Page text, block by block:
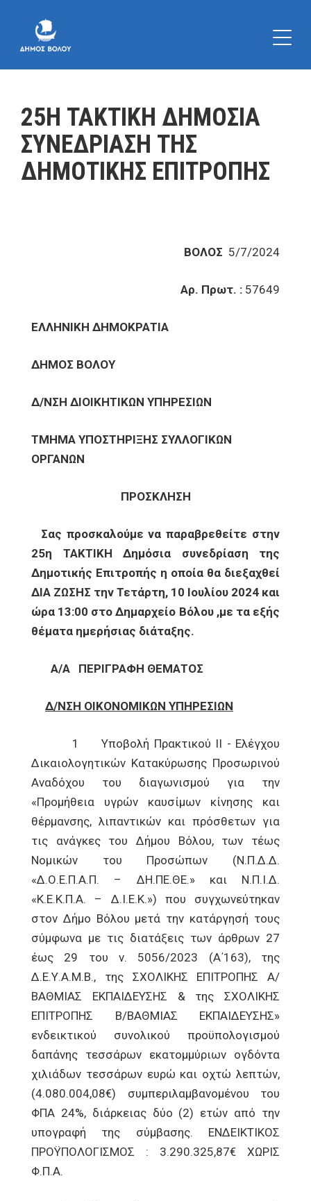
25Η ΤΑΚΤΙΚΗ ΔΗΜΟΣΙΑ
ΣΥΝΕΔΡΙΑΣΗ ΤΗΣ
ΔΗΜΟΤΙΚΗΣ ΕΠΙΤΡΟΠΗΣ
ΒΟΛΟΣ 5/7/2024
Αρ. Πρωτ. : 57649
ΕΛΛΗΝΙΚΗ ΔΗΜΟΚΡΑΤΙΑ
ΔΗΜΟΣ ΒΟΛΟΥ
Δ/ΝΣΗ ΔΙΟΙΚΗΤΙΚΩΝ ΥΠΗΡΕΣΙΩΝ
ΤΜΗΜΑ ΥΠΟΣΤΗΡΙΞΗΣ ΣΥΛΛΟΓΙΚΩΝ
ΟΡΓΑΝΩΝ
ΠΡΟΣΚΛΗΣΗ
Σας προσκαλούμε να παραβρεθείτε στην
25η ΤΑΚΤΙΚΗ Δημόσια συνεδρίαση της
Δημοτικής Επιτροπής η οποία θα διεξαχθεί
ΔΙΑ ΖΩΣΗΣ την Τετάρτη, 10 Ιουλίου 2024 και
ώρα 13:00 στο Δημαρχείο Βόλου ,με τα εξής
θέματα ημερήσιας διάταξης.
Α/Α ΠΕΡΙΓΡΑΦΗ ΘΕΜΑΤΟΣ
Δ/ΝΣΗ ΟΙΚΟΝΟΜΙΚΩΝ ΥΠΗΡΕΣΙΩΝ
1 Υποβολή Πρακτικού II - Ελέγχου
Δικαιολογητικών Κατακύρωσης Προσωρινού
Αναδόχου του διαγωνισμού για την
«Προμήθεια υγρών καυσίμων κίνησης και
θέρμανσης, λιπαντικών και πρόσθετων για
τις ανάγκες του Δήμου Βόλου, των τέως
Νομικών του Προσώπων (Ν.Π.Δ.Δ.
«Δ.Ο.Ε.Π.Α.Π. – ΔΗ.ΠΕ.ΘΕ.» και Ν.Π.Ι.Δ.
«Κ.Ε.Κ.Π.Α. – Δ.Ι.Ε.Κ.») που συγχωνεύτηκαν
στον Δήμο Βόλου μετά την κατάργησή τους
σύμφωνα με τις διατάξεις των άρθρων 27
έως 29 του ν. 5056/2023 (Α΄163), της
Δ.Ε.Υ.Α.Μ.Β., της ΣΧΟΛΙΚΗΣ ΕΠΙΤΡΟΠΗΣ Α/
ΒΑΘΜΙΑΣ ΕΚΠΑΙΔΕΥΣΗΣ & της ΣΧΟΛΙΚΗΣ
ΕΠΙΤΡΟΠΗΣ Β/ΒΑΘΜΙΑΣ ΕΚΠΑΙΔΕΥΣΗΣ»
ενδεικτικού συνολικού προϋπολογισμού
δαπάνης τεσσάρων εκατομμύριων ογδόντα
χιλιάδων τεσσάρων ευρώ και οχτώ λεπτών,
(4.080.004,08€) συμπεριλαμβανομένου του
ΦΠΑ 24%, διάρκειας δύο (2) ετών από την
υπογραφή της σύμβασης. ΕΝΔΕΙΚΤΙΚΟΣ
ΠΡΟΫΠΟΛΟΓΙΣΜΟΣ : 3.290.325,87€ ΧΩΡΙΣ
Φ.Π.Α.